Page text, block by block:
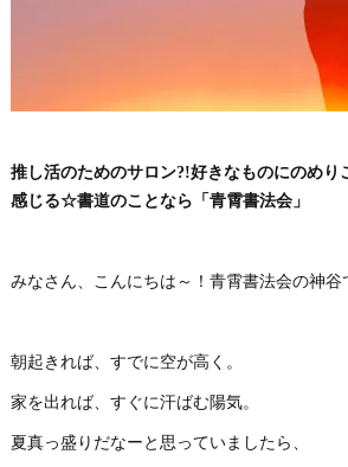
推し活のためのサロン?!好きなものにのめり
感じる☆書道のことなら「青霄書法会」
みなさん、こんにちは～！青霄書法会の神谷
朝起きれば、すでに空が高く。
家を出れば、すぐに汗ばむ陽気。
夏真っ盛りだなーと思っていましたら、